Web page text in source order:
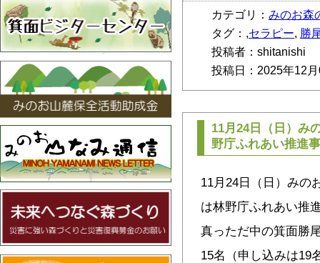
カテゴリ： みのお森
タグ：, セラピー
勝
投稿者：shitanishi
投稿日：2025年12
11月24日（日）み
野庁ふれあい推進
11月24日（日）みの
は林野庁ふれあい推
真っただ中の箕面勝
15名（申し込みは19